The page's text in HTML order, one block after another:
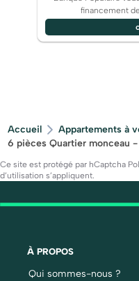
financement
Accueil Appartements à
6 pièces Quartier monceau -
Ce site est protégé par hCaptcha
d’utilisation s’appliquent.
À PROPOS
Qui sommes-nous ?